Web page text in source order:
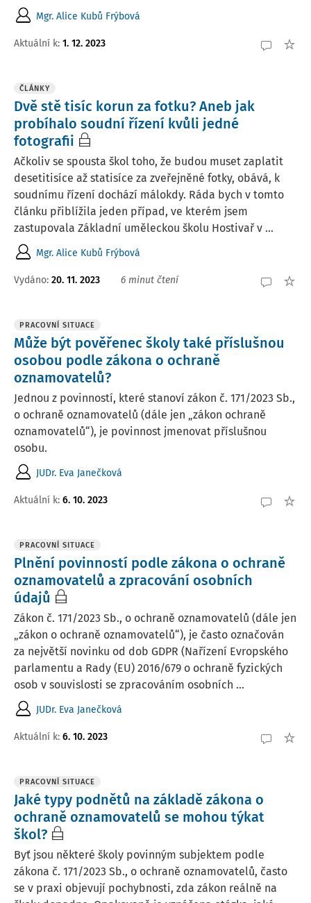
Mgr. Alice Kubů Frýbová
Aktuální k: 1. 12. 2023
ČLÁNKY
Dvě stě tisíc korun za fotku? Aneb jak
probíhalo soudní řízení kvůli jedné
fotografii
Ačkoliv se spousta škol toho, že budou muset zaplatit
desetitisíce až statisíce za zveřejněné fotky, obává, k
soudnímu řízení dochází málokdy. Ráda bych v tomto
článku přiblížila jeden případ, ve kterém jsem
zastupovala Základní uměleckou školu Hostivař v ...
Mgr. Alice Kubů Frýbová
Vydáno: 20. 11. 2023 6 minut čtení
PRACOVNÍ SITUACE
Může být pověřenec školy také příslušnou
osobou podle zákona o ochraně
oznamovatelů?
Jednou z povinností, které stanoví zákon č. 171/2023 Sb.,
o ochraně oznamovatelů (dále jen „zákon ochraně
oznamovatelů“), je povinnost jmenovat příslušnou
osobu.
JUDr. Eva Janečková
Aktuální k: 6. 10. 2023
PRACOVNÍ SITUACE
Plnění povinností podle zákona o ochraně
oznamovatelů a zpracování osobních
údajů
Zákon č. 171/2023 Sb., o ochraně oznamovatelů (dále jen
„zákon o ochraně oznamovatelů“), je často označován
za největší novinku od dob GDPR (Nařízení Evropského
parlamentu a Rady (EU) 2016/679 o ochraně fyzických
osob v souvislosti se zpracováním osobních ...
JUDr. Eva Janečková
Aktuální k: 6. 10. 2023
PRACOVNÍ SITUACE
Jaké typy podnětů na základě zákona o
ochraně oznamovatelů se mohou týkat
škol?
Byť jsou některé školy povinným subjektem podle
zákona č. 171/2023 Sb., o ochraně oznamovatelů, často
se v praxi objevují pochybnosti, zda zákon reálně na